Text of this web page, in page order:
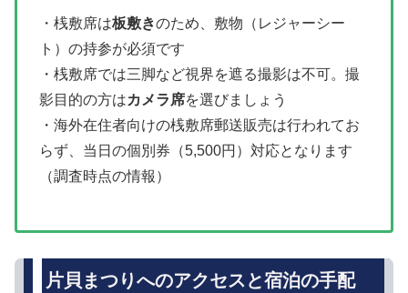
・桟敷席は板敷きのため、敷物（レジャーシー
ト）の持参が必須です
・桟敷席では三脚など視界を遮る撮影は不可。撮
影目的の方はカメラ席を選びましょう
・海外在住者向けの桟敷席郵送販売は行われてお
らず、当日の個別券（5,500円）対応となります
（調査時点の情報）
片貝まつりへのアクセスと宿泊の手配